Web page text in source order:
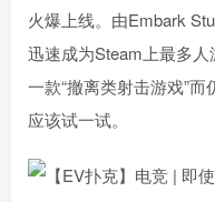
火爆上线。由Embark
迅速成为Steam上最多
一款“撤离类射击游戏”
应该试一试。